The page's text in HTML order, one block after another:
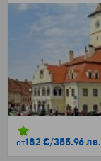
от182 €/355.96 лв.